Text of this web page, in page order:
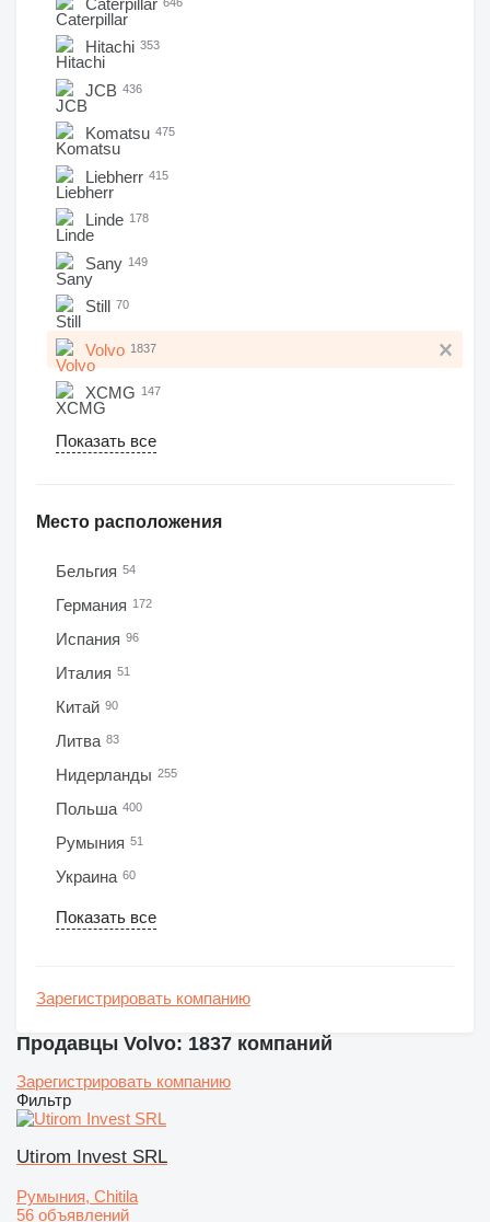
Hitachi 353
JCB 436
Komatsu 475
Liebherr 415
Linde 178
Sany 149
Still 70
Volvo 1837
XCMG 147
Показать все
Место расположения
Бельгия 54
Германия 172
Испания 96
Италия 51
Китай 90
Литва 83
Нидерланды 255
Польша 400
Румыния 51
Украина 60
Показать все
Зарегистрировать компанию
Продавцы Volvo: 1837 компаний
Зарегистрировать компанию
Фильтр
Utirom Invest SRL
Румыния, Chitila
56 объявлений